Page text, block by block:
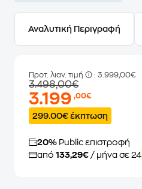
Αναλυτική Περιγραφή
Προτ. λιαν. τιμή : 3.999,00€
3.498,00€
3.199,00€
299.00€ έκπτωση
20% Public επιστροφή
από 133,29€ / μήνα σε 24